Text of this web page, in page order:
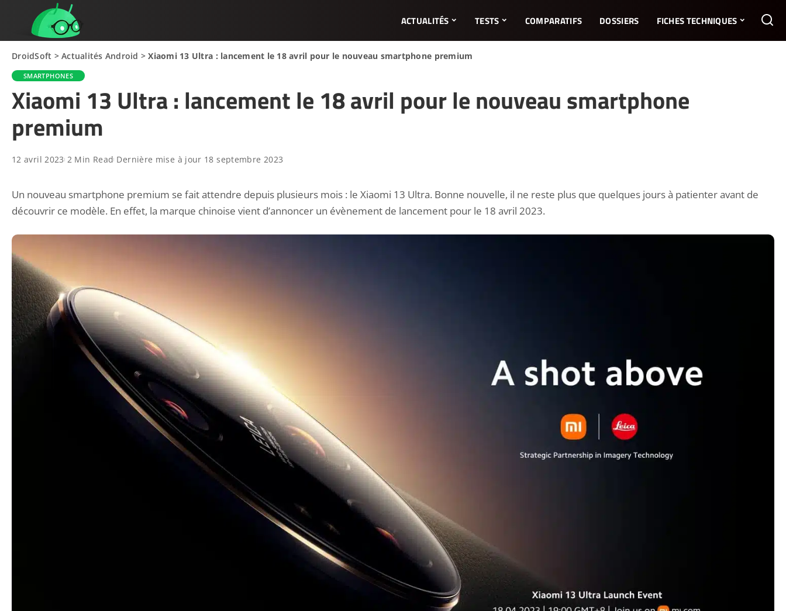
ACTUALITÉS TESTS COMPARATIFS DOSSIERS FICHES TECHNIQUES
DroidSoft >Actualités Android >Xiaomi 13 Ultra : lancement le 18 avril pour le nouveau smartphone premium
SMARTPHONES
Xiaomi 13 Ultra : lancement le 18 avril pour le nouveau smartphone
premium
12 avril 2023 2 Min Read Dernière mise à jour 18 septembre 2023
Un nouveau smartphone premium se fait attendre depuis plusieurs mois : le Xiaomi 13 Ultra. Bonne nouvelle, il ne reste plus que quelques jours à patienter avant de
découvrir ce modèle. En effet, la marque chinoise vient d’annoncer un évènement de lancement pour le 18 avril 2023.